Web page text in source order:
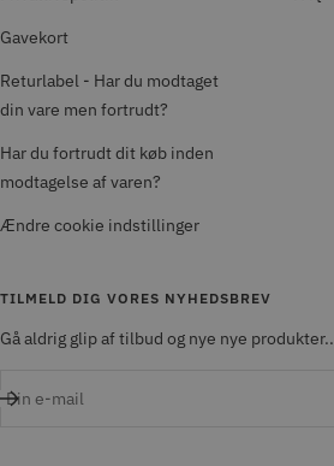
Gavekort
Returlabel - Har du modtaget
din vare men fortrudt?
Har du fortrudt dit køb inden
modtagelse af varen?
Ændre cookie indstillinger
TILMELD DIG VORES NYHEDSBREV
Gå aldrig glip af tilbud og nye nye produkter..
Din e-mail